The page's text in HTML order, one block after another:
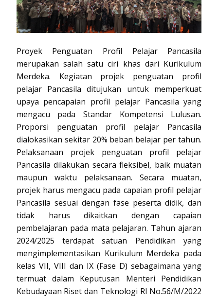
Proyek Penguatan Profil Pelajar Pancasila
merupakan salah satu ciri khas dari Kurikulum
Merdeka. Kegiatan projek penguatan profil
pelajar Pancasila ditujukan untuk memperkuat
upaya pencapaian profil pelajar Pancasila yang
mengacu pada Standar Kompetensi Lulusan.
Proporsi penguatan profil pelajar Pancasila
dialokasikan sekitar 20% beban belajar per tahun.
Pelaksanaan projek penguatan profil pelajar
Pancasila dilakukan secara fleksibel, baik muatan
maupun waktu pelaksanaan. Secara muatan,
projek harus mengacu pada capaian profil pelajar
Pancasila sesuai dengan fase peserta didik, dan
tidak harus dikaitkan dengan capaian
pembelajaran pada mata pelajaran. Tahun ajaran
2024/2025 terdapat satuan Pendidikan yang
mengimplementasikan Kurikulum Merdeka pada
kelas VII, VIII dan IX (Fase D) sebagaimana yang
termuat dalam Keputusan Menteri Pendidikan
Kebudayaan Riset dan Teknologi RI No.56/M/2022